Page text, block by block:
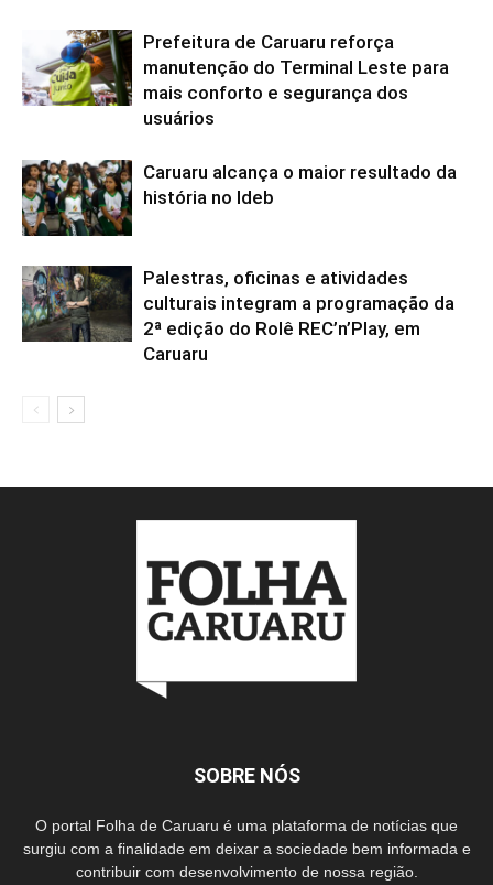
Prefeitura de Caruaru reforça
manutenção do Terminal Leste para
mais conforto e segurança dos
usuários
Caruaru alcança o maior resultado da
história no Ideb
Palestras, oficinas e atividades
culturais integram a programação da
2ª edição do Rolê REC’n’Play, em
Caruaru
SOBRE NÓS
O portal Folha de Caruaru é uma plataforma de notícias que
surgiu com a finalidade em deixar a sociedade bem informada e
contribuir com desenvolvimento de nossa região.